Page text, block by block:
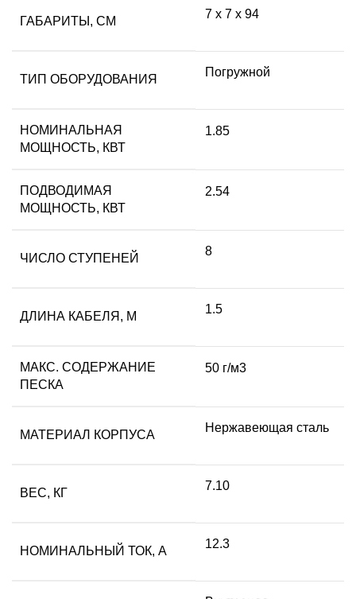
ГАБАРИТЫ, СМ
7 x 7 x 94
ТИП ОБОРУДОВАНИЯ
Погружной
НОМИНАЛЬНАЯ
МОЩНОСТЬ, КВТ
1.85
ПОДВОДИМАЯ
МОЩНОСТЬ, КВТ
2.54
ЧИСЛО СТУПЕНЕЙ
8
ДЛИНА КАБЕЛЯ, М
1.5
МАКС. СОДЕРЖАНИЕ
ПЕСКА
50 г/м3
МАТЕРИАЛ КОРПУСА
Нержавеющая сталь
ВЕС, КГ
7.10
НОМИНАЛЬНЫЙ ТОК, А
12.3